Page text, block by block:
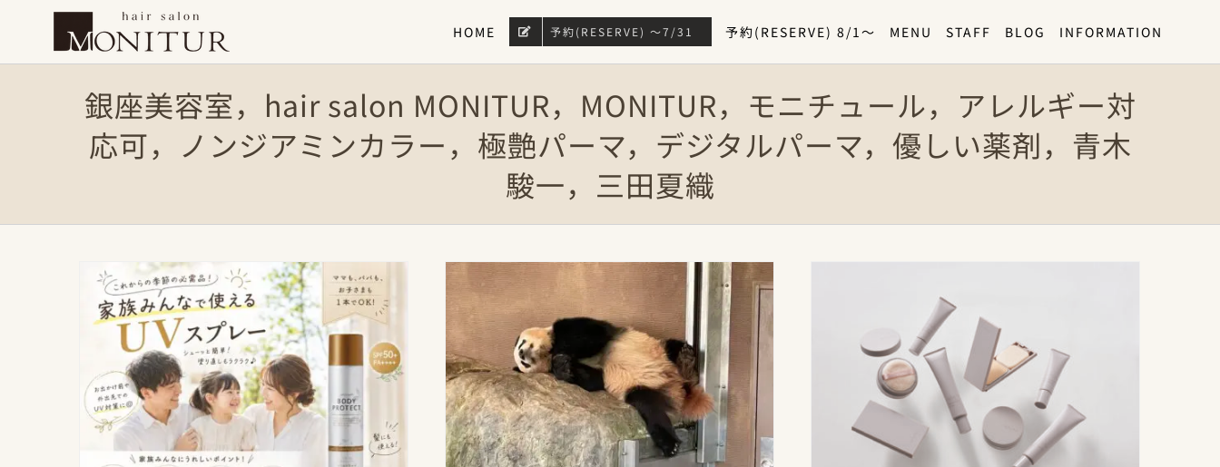
HOME 予約(RESERVE) 〜7/31 予約(RESERVE) 8/1〜 MENU STAFF BLOG INFORMATION
銀座美容室，hair salon MONITUR，MONITUR，モニチュール，アレルギー対
応可，ノンジアミンカラー，極艶パーマ，デジタルパーマ，優しい薬剤，青木
駿一，三田夏織